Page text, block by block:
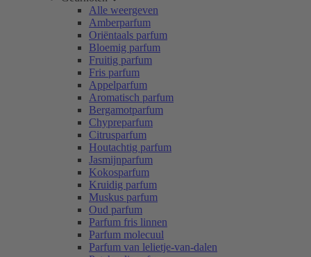
Alle weergeven
Amberparfum
Oriëntaals parfum
Bloemig parfum
Fruitig parfum
Fris parfum
Appelparfum
Aromatisch parfum
Bergamotparfum
Chypreparfum
Citrusparfum
Houtachtig parfum
Jasmijnparfum
Kokosparfum
Kruidig parfum
Muskus parfum
Oud parfum
Parfum fris linnen
Parfum molecuul
Parfum van lelietje-van-dalen